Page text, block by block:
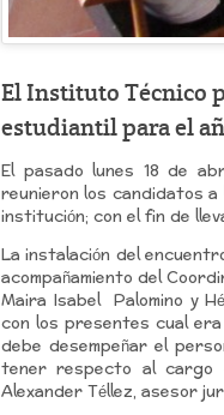
El Instituto Técnico
estudiantil para el
El pasado lunes 18 de
reunieron los candidatos
institución; con el fin de
La instalación del
acompañamiento del
Maira Isabel Palomino y
con los presentes cual
debe desempeñar el
tener respecto al cargo
Alexander Téllez, asesor